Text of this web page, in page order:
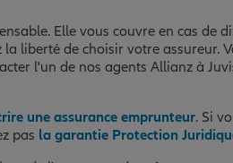
Elle vous couvre en cas de
liberté de choisir votre assureur.
l'un de nos agents Allianz à
une assurance emprunteur. Si
pas la garantie Protection